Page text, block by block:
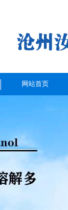
网站首页